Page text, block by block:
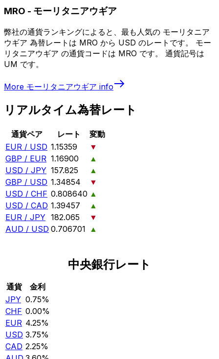
MRO - モーリタニアウギア
弊社の通貨ランキングによると、最も人気の モーリタニア
ウギア 為替レートは MRO から USD のレートです。 モー
リタニアウギア の通貨コードは MRO です。 通貨記号は
UM です。
More モーリタニアウギア info
リアルタイム為替レート
通貨ペア レート
変動
EUR / USD 1.15359
▼
GBP / EUR 1.16900
▲
USD / JPY 157.825
▲
GBP / USD 1.34854
▼
USD / CHF 0.808640 ▲
USD / CAD 1.39457
▲
EUR / JPY 182.065
▼
AUD / USD 0.706701 ▲
中央銀行レート
通貨
金利
JPY 0.75%
CHF 0.00%
EUR 4.25%
USD 3.75%
CAD 2.25%